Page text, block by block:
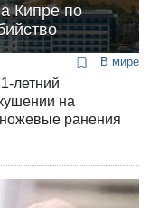
Кипре по
В мире
летний
на
ножевые ранения